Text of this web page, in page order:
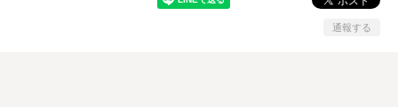
通報する